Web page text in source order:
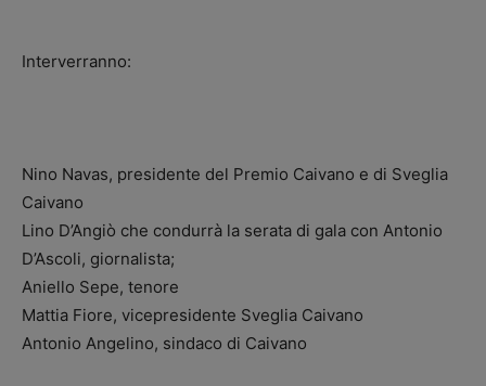
Interverranno:
Nino Navas, presidente del Premio Caivano e di Sveglia
Caivano
Lino D’Angiò che condurrà la serata di gala con Antonio
D’Ascoli, giornalista;
Aniello Sepe, tenore
Mattia Fiore, vicepresidente Sveglia Caivano
Antonio Angelino, sindaco di Caivano